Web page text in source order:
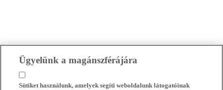
Ügyelünk a magánszférájára
Sütiket használunk, amelyek segíti weboldalunk látogatóinak